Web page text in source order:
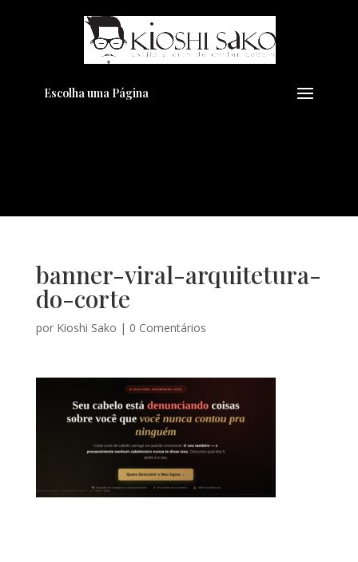
Escolha uma Página
banner-viral-arquitetura-
do-corte
por Kioshi Sako | 0 Comentários
Pensando em transformar seu
Visual??